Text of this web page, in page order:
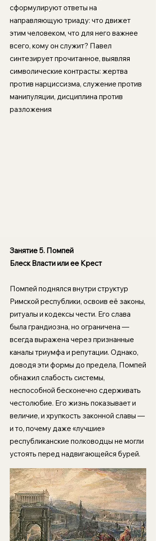
сформулируют ответы на
направляющую триаду: что движет
этим человеком, что для него важнее
всего, кому он служит? Павел
синтезирует прочитанное, выявляя
символические контрасты: жертва
против нарциссизма, служение против
манипуляции, дисциплина против
разложения
Занятие 5. Помпей
Блеск Власти или ее Крест
Помпей поднялся внутри структур
Римской республики, освоив её законы,
ритуалы и кодексы чести. Его слава
была грандиозна, но ограничена —
всегда выражена через признанные
каналы триумфа и репутации. Однако,
доводя эти формы до предела, Помпей
обнажил слабость системы,
неспособной бесконечно сдерживать
честолюбие. Его жизнь показывает и
величие, и хрупкость законной славы —
и то, почему даже «лучшие»
республиканские полководцы не могли
устоять перед надвигающейся бурей.